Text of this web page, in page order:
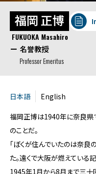
福岡 正博
FUKUOKA Masahiro
名誉教授
Professor Emeritus
日本語 English
福岡正博は1940年に奈良県
のことだ。
「ぼくが住んでいたのは奈良
た。遠くで大阪が燃えている
1945年1月から8月まで三十